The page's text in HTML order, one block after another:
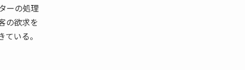
ーの処理
の欲求を
いる。